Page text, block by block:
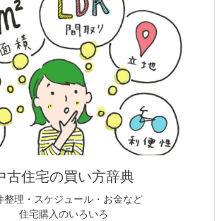
古住宅の買い方辞典
整理・スケジュール・お金など
住宅購入のいろいろ